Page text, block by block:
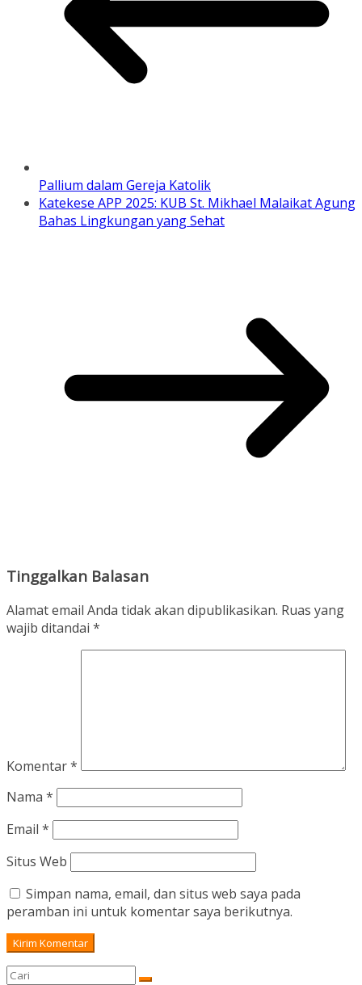
Pallium dalam Gereja Katolik
Katekese APP 2025: KUB St. Mikhael Malaikat Agung
Bahas Lingkungan yang Sehat
Tinggalkan Balasan
Alamat email Anda tidak akan dipublikasikan. Ruas yang
wajib ditandai *
Komentar*
Nama *
Email *
Situs Web
Simpan nama, email, dan situs web saya pada
peramban ini untuk komentar saya berikutnya.